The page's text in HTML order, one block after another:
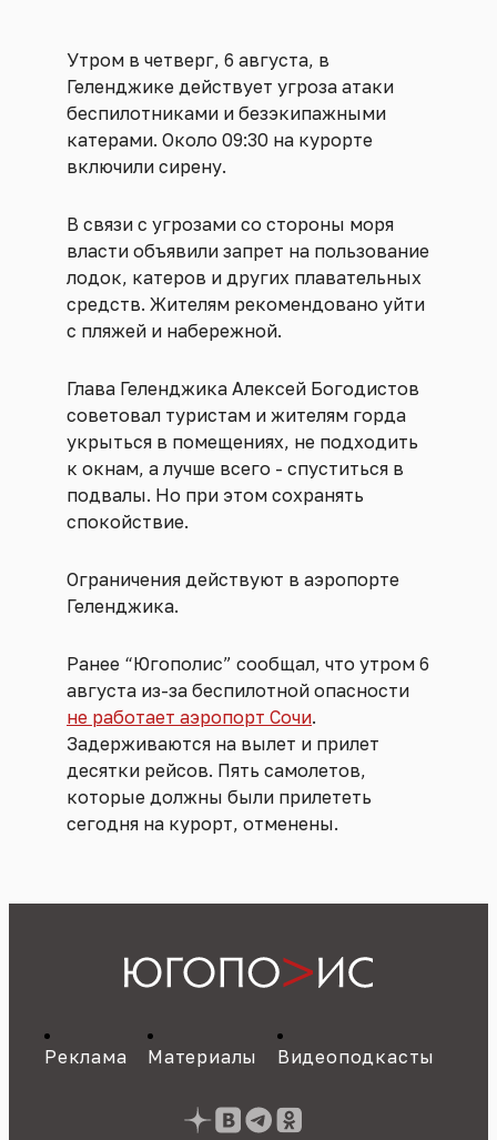
Утром в четверг, 6 августа, в
Геленджике действует угроза атаки
беспилотниками и безэкипажными
катерами. Около 09:30 на курорте
включили сирену.
В связи с угрозами со стороны моря
власти объявили запрет на пользование
лодок, катеров и других плавательных
средств. Жителям рекомендовано уйти
с пляжей и набережной.
Глава Геленджика Алексей Богодистов
советовал туристам и жителям горда
укрыться в помещениях, не подходить
к окнам, а лучше всего - спуститься в
подвалы. Но при этом сохранять
спокойствие.
Ограничения действуют в аэропорте
Геленджика.
Ранее “Югополис” сообщал, что утром 6
августа из-за беспилотной опасности
не работает аэропорт Сочи.
Задерживаются на вылет и прилет
десятки рейсов. Пять самолетов,
которые должны были прилететь
сегодня на курорт, отменены.
Реклама Материалы Видеоподкасты